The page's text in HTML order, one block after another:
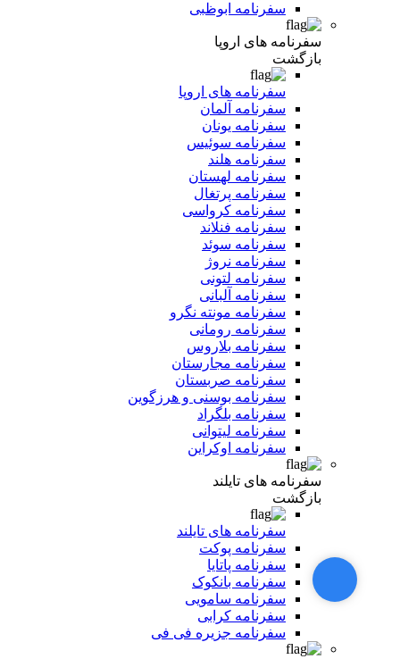
سفرنامه ابوظبی
سفرنامه های اروپا
بازگشت
سفرنامه های اروپا
سفرنامه آلمان
سفرنامه یونان
سفرنامه سوئیس
سفرنامه هلند
سفرنامه لهستان
سفرنامه پرتغال
سفرنامه کرواسی
سفرنامه فنلاند
سفرنامه سوئد
سفرنامه نروژ
سفرنامه لتونی
سفرنامه آلبانی
سفرنامه مونته نگرو
سفرنامه رومانی
سفرنامه بلاروس
سفرنامه مجارستان
سفرنامه صربستان
سفرنامه بوسنی و هرزگوین
سفرنامه بلگراد
سفرنامه لیتوانی
سفرنامه اوکراین
سفرنامه های تایلند
بازگشت
سفرنامه های تایلند
سفرنامه پوکت
سفرنامه پاتایا
سفرنامه بانکوک
سفرنامه سامویی
سفرنامه کرابی
سفرنامه جزیره فی فی